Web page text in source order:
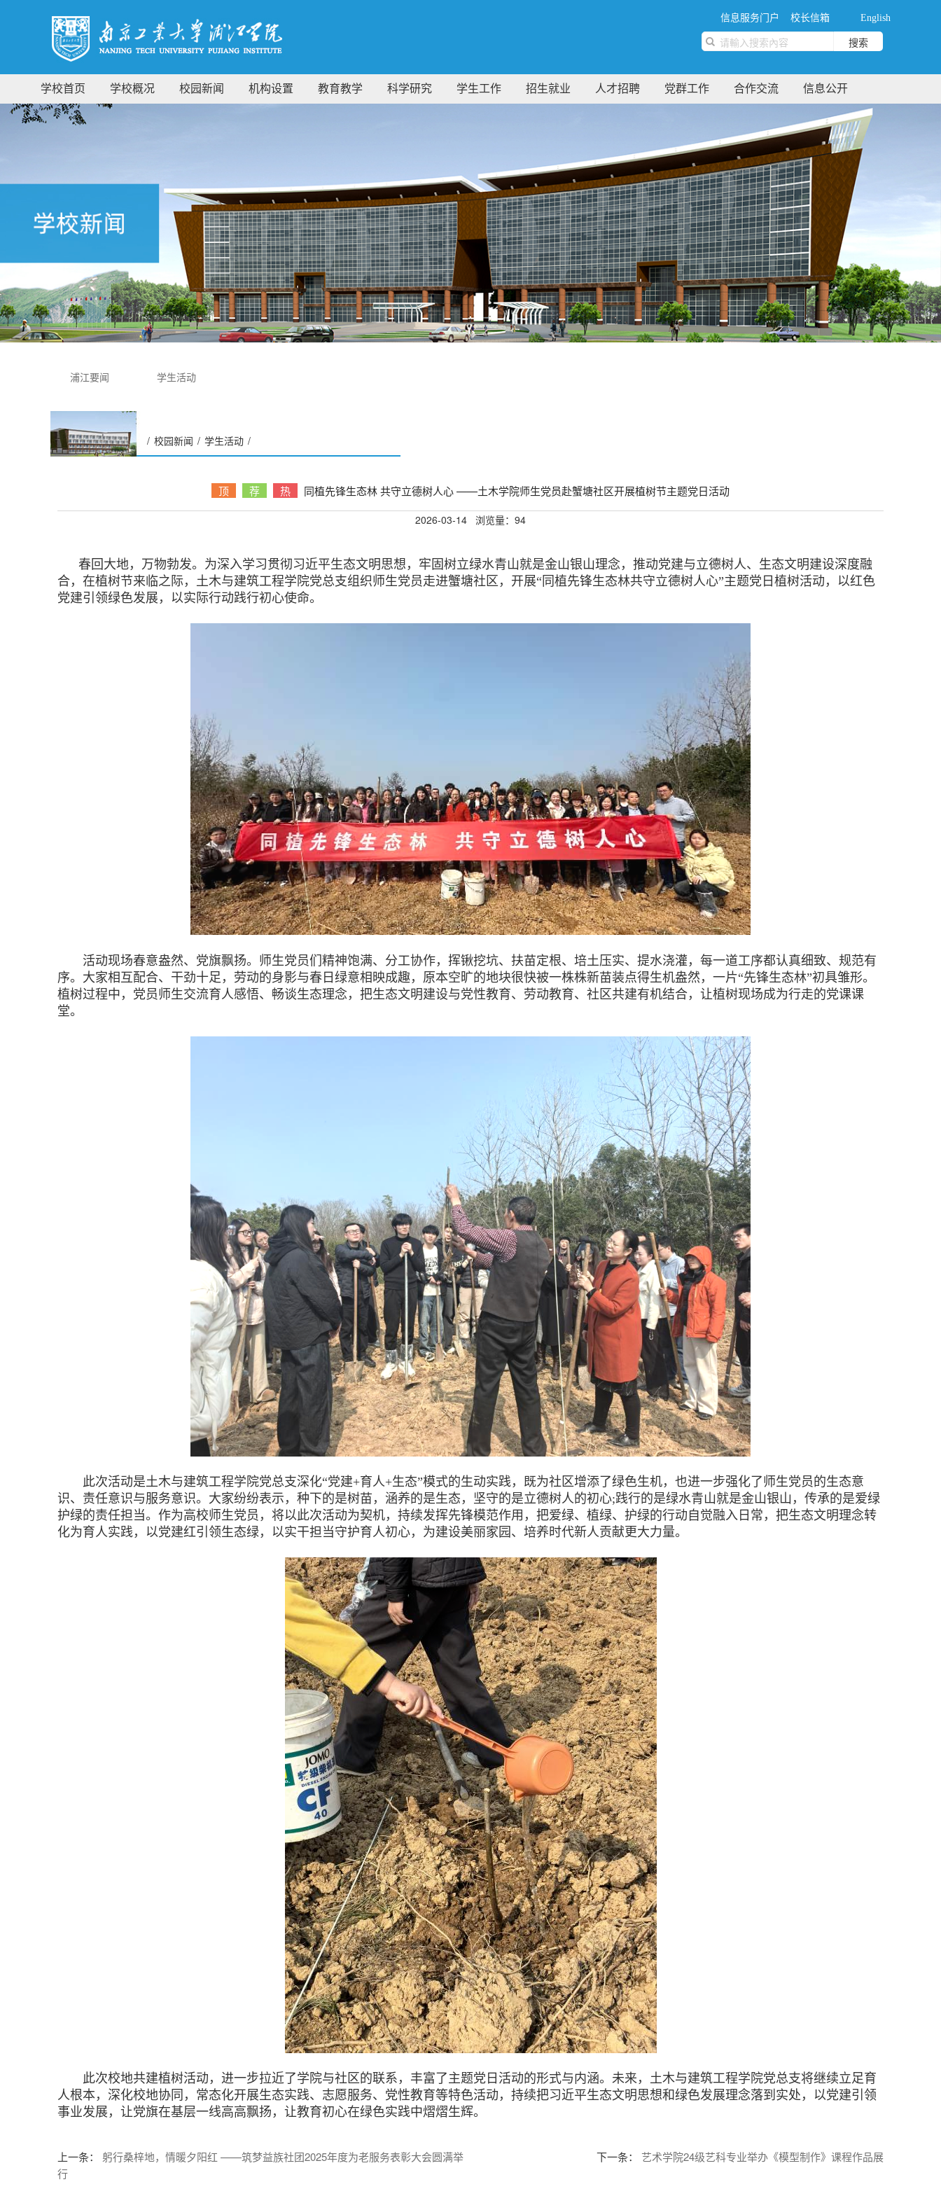
信息服务门户 校长信箱 English
搜索
学校首页 学校概况 校园新闻 机构设置 教育教学 科学研究 学生工作 招生就业 人才招聘 党群工作 合作交流 信息公开
浦江要闻 学生活动
/ 校园新闻 / 学生活动 /
人心 ——土木学院师生党员
顶 荐 热 同植先锋生态林 共守立德树人心 ——土木学院师生党员赴蟹塘社区开展植树节主题党日活动
2026-03-14 浏览量： 94
春回大地，万物勃发。为深入学习贯彻习近平生态文明思想，牢固树立绿水青山就是金山银山理念，推动党建与立德树人、生态文明建设深度融
合，在植树节来临之际，土木与建筑工程学院党总支组织师生党员走进蟹塘社区，开展“同植先锋生态林共守立德树人心”主题党日植树活动，以红色
党建引领绿色发展，以实际行动践行初心使命。
活动现场春意盎然、党旗飘扬。师生党员们精神饱满、分工协作，挥锹挖坑、扶苗定根、培土压实、提水浇灌，每一道工序都认真细致、规范有
序。大家相互配合、干劲十足，劳动的身影与春日绿意相映成趣，原本空旷的地块很快被一株株新苗装点得生机盎然，一片“先锋生态林”初具雏形。
植树过程中，党员师生交流育人感悟、畅谈生态理念，把生态文明建设与党性教育、劳动教育、社区共建有机结合，让植树现场成为行走的党课课
堂。
此次活动是土木与建筑工程学院党总支深化“党建+育人+生态”模式的生动实践，既为社区增添了绿色生机，也进一步强化了师生党员的生态意
识、责任意识与服务意识。大家纷纷表示，种下的是树苗，涵养的是生态，坚守的是立德树人的初心;践行的是绿水青山就是金山银山，传承的是爱绿
护绿的责任担当。作为高校师生党员，将以此次活动为契机，持续发挥先锋模范作用，把爱绿、植绿、护绿的行动自觉融入日常，把生态文明理念转
化为育人实践，以党建红引领生态绿，以实干担当守护育人初心，为建设美丽家园、培养时代新人贡献更大力量。
此次校地共建植树活动，进一步拉近了学院与社区的联系，丰富了主题党日活动的形式与内涵。未来，土木与建筑工程学院党总支将继续立足育
人根本，深化校地协同，常态化开展生态实践、志愿服务、党性教育等特色活动，持续把习近平生态文明思想和绿色发展理念落到实处，以党建引领
事业发展，让党旗在基层一线高高飘扬，让教育初心在绿色实践中熠熠生辉。
上一条：
躬行桑梓地，情暖夕阳红 ——筑梦益族社团2025年度为老服务表彰大会圆满举
行
下一条： 艺术学院24级艺科专业举办《模型制作》课程作品展